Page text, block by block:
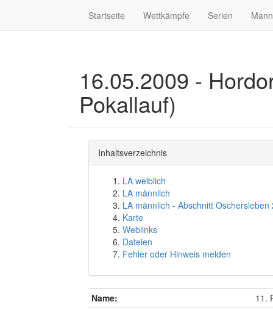
Startseite Wettkämpfe Serien
16.05.2009 -
Pokallauf)
Inhaltsverzeichnis
LA weiblich
LA männlich
LA männlich - Abschnitt Oschersleben
Karte
Weblinks
Dateien
Fehler oder Hinweis melden
Name:
11.